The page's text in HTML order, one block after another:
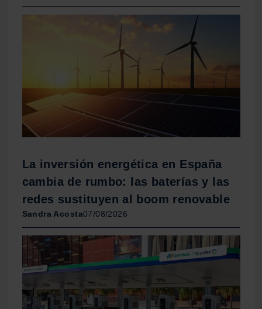
La inversión energética en España
cambia de rumbo: las baterías y las
redes sustituyen al boom renovable
Sandra Acosta07/08/2026